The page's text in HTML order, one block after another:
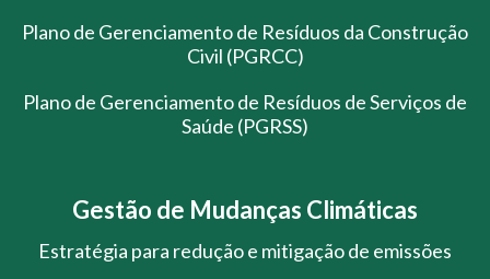
Plano de Gerenciamento de Resíduos da Construção
Civil (PGRCC)
Plano de Gerenciamento de Resíduos de Serviços de
Saúde (PGRSS)
Gestão de Mudanças Climáticas
Estratégia para redução e mitigação de emissões